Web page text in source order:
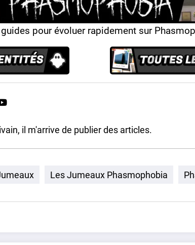
pour évoluer rapidement sur
il m'arrive de publier des articles.
Les Jumeaux Phasmophobia